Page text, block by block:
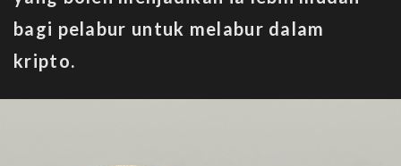
bagi pelabur untuk melabur dalam
kripto.